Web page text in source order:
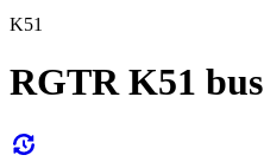
K51
RGTR K51 bus